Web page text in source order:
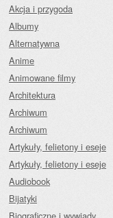
Akcja i przygoda
Albumy
Alternatywna
Anime
Animowane filmy
Architektura
Archiwum
Archiwum
Artykuły, felietony i eseje
Artykuły, felietony i eseje
Audiobook
Bijatyki